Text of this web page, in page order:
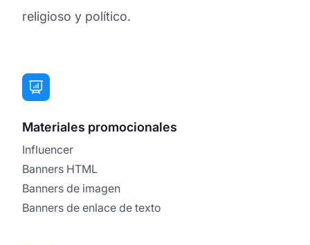
religioso y político.
Materiales promocionales
Influencer
Banners HTML
Banners de imagen
Banners de enlace de texto